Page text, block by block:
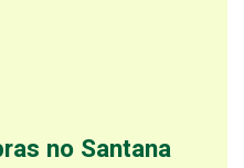
no Santana